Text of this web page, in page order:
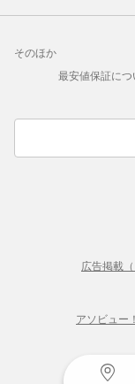
そのほか
最安値保証につ
広告掲載
アソビュー